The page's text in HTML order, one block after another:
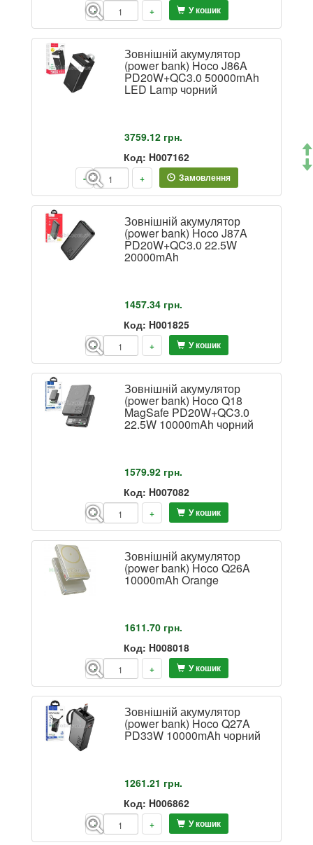
- + У кошик
Зовнішній акумулятор
(power bank) Hoco J86A
PD20W+QC3.0 50000mAh
LED Lamp чорний
3759.12 грн.
Код: H007162
- + Замовлення
Зовнішній акумулятор
(power bank) Hoco J87A
PD20W+QC3.0 22.5W
20000mAh
1457.34 грн.
Код: H001825
- + У кошик
Зовнішній акумулятор
(power bank) Hoco Q18
MagSafe PD20W+QC3.0
22.5W 10000mAh чорний
1579.92 грн.
Код: H007082
- + У кошик
Зовнішній акумулятор
(power bank) Hoco Q26A
10000mAh Orange
1611.70 грн.
Код: H008018
- + У кошик
Зовнішній акумулятор
(power bank) Hoco Q27A
PD33W 10000mAh чорний
1261.21 грн.
Код: H006862
- + У кошик